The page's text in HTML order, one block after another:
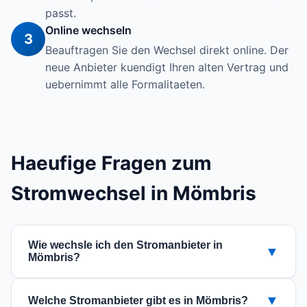
passt.
3
Online wechseln
Beauftragen Sie den Wechsel direkt online. Der
neue Anbieter kuendigt Ihren alten Vertrag und
uebernimmt alle Formalitaeten.
Haeufige Fragen zum
Stromwechsel in Mömbris
Wie wechsle ich den Stromanbieter in
Mömbris?
▼
Welche Stromanbieter gibt es in Mömbris? ▼